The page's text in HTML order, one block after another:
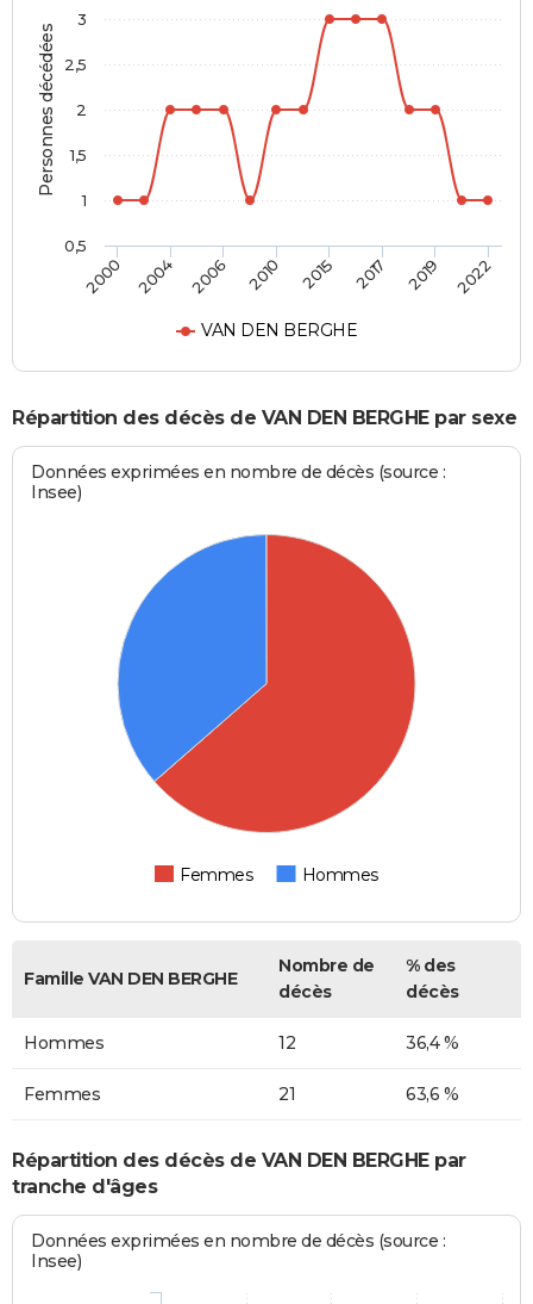
Personnes décédées
VAN DEN BERGHE
2000 2004 2006 2010 2015 2017 2019 2022
0,5
1
1,5
2
2,5
3
Répartition des décès de VAN DEN BERGHE par sexe
Données exprimées en nombre de décès (source :
Insee)
Femmes Hommes
Famille VAN DEN BERGHE
Nombre de
décès
% des
décès
Hommes 12 36,4 %
Femmes 21 63,6 %
Répartition des décès de VAN DEN BERGHE par
tranche d'âges
Données exprimées en nombre de décès (source :
Insee)